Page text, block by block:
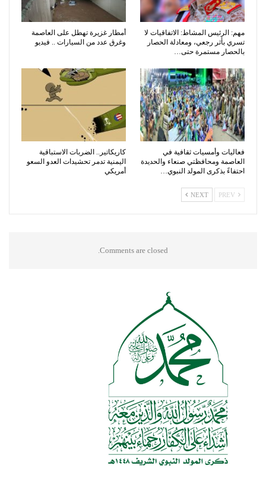
مهم: الرئيس المشاط: الاتفاقيات لا
تسري بأثر رجعي، ومعادلة الحصار
بالحصار مستمرة حتى…
أمطار غزيرة تهطل على العاصمة
وغرق عدد من السيارات .. فيديو
فعاليات وأمسيات ثقافية في
العاصمة ومحافظتي صنعاء والحديدة
احتفاءً بذكرى المولد النبوي…
كاريكاتير.. الضربات الاستباقية
اليمنية تدمر تحشيدات العدو السعو
أمريكي
NEXT
Comments are closed.